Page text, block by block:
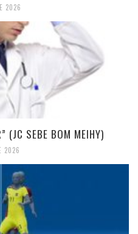
2026
(JC SEBE BOM MEIHY)
2026